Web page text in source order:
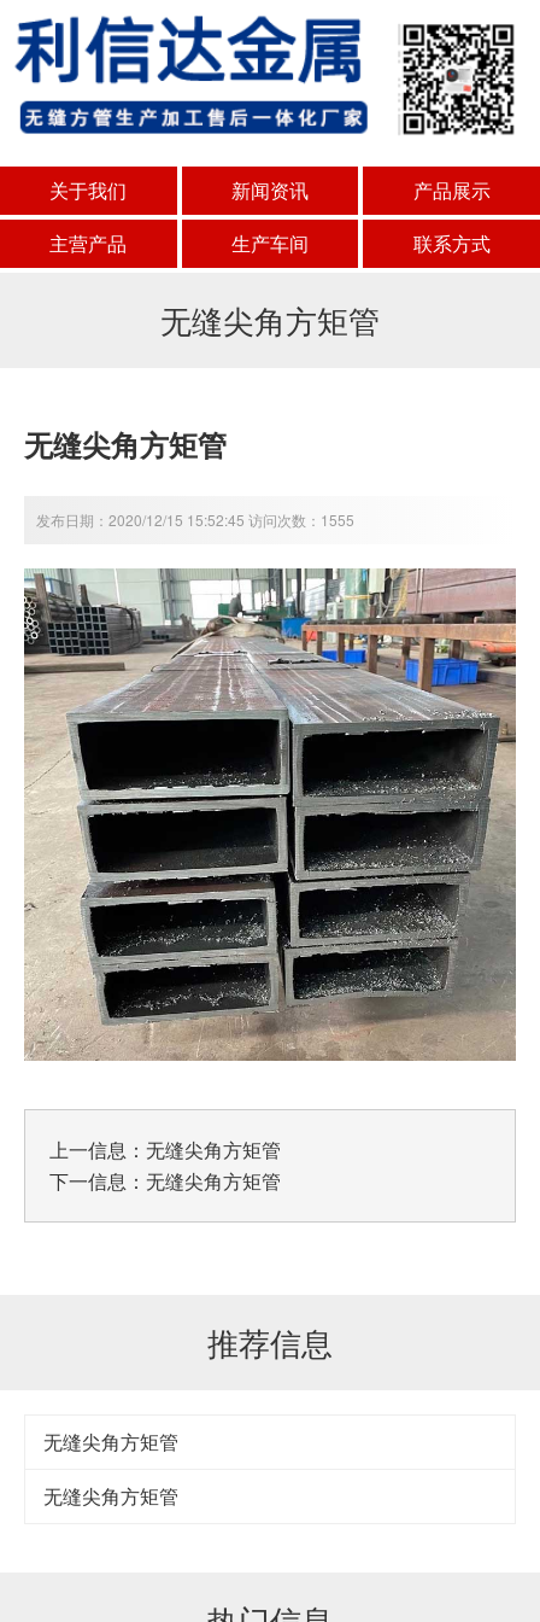
关于我们 新闻资讯
产品展示
主营产品
生产车间 联系方式
无缝尖角方矩管
无缝尖角方矩管
发布日期：2020/12/15 15:52:45 访问次数：1555
上一信息： 无缝尖角方矩管
下一信息： 无缝尖角方矩管
推荐信息
无缝尖角方矩管
无缝尖角方矩管